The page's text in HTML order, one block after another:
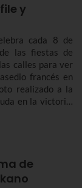
y
cada 8 de
las fiestas de
calles para ver
francés en
realizado a la
en la victoria.
de